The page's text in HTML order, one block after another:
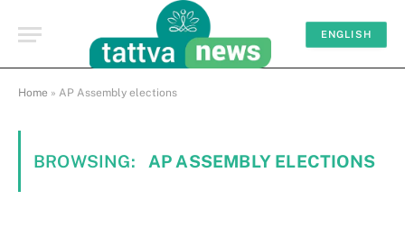
ENGLISH
Home » AP Assembly elections
BROWSING: AP ASSEMBLY ELECTIONS